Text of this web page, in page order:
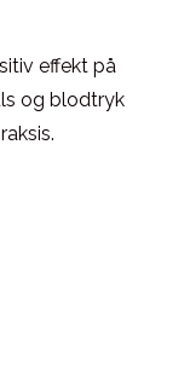
effekt på
og blodtryk